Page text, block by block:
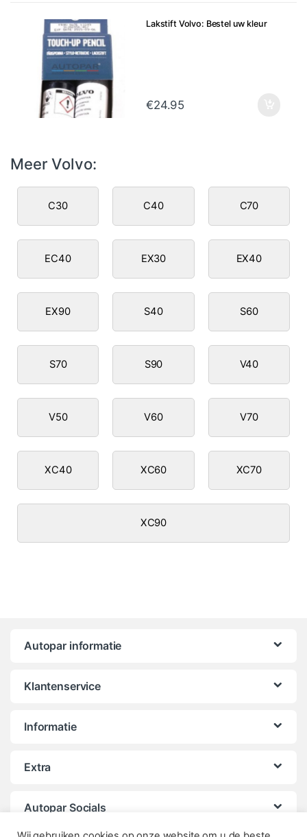
Lakstift Volvo: Bestel uw kleur
€24.95
Meer Volvo:
C30 C40 C70
EC40 EX30 EX40
EX90 S40 S60
S70 S90 V40
V50 V60 V70
XC40 XC60 XC70
XC90
Autopar informatie
Klantenservice
Informatie
Extra
Autopar Socials